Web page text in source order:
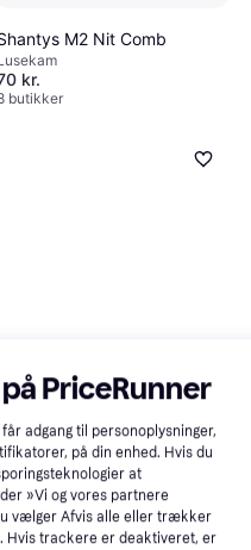
M2 Nit Comb
kr.
butikker
PriceRunner
adgang til personoplysninger,
på din enhed. Hvis du
at
»Vi og vores partnere
vælger Afvis alle eller trækker
Hvis trackere er deaktiveret, er